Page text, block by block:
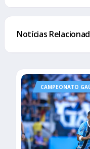
Notícias
CAMPEONATO